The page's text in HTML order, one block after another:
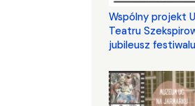
Wspólny projekt
Teatru
jubileusz festiwalu